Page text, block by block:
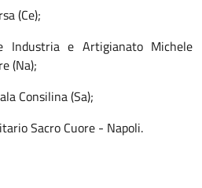
(Ce);
Industria e Artigianato Michele
(Na);
Consilina (Sa);
Sacro Cuore - Napoli.